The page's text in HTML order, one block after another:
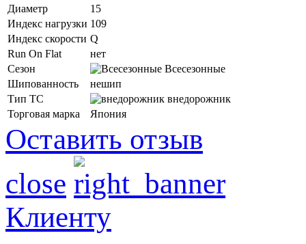
Диаметр
15
Индекс нагрузки 109
Индекс скорости Q
Run On Flat
нет
Сезон
Всесезонные
Шипованность
нешип
Тип ТС
внедорожник
Торговая марка
Япония
Оставить отзыв
close
Клиенту